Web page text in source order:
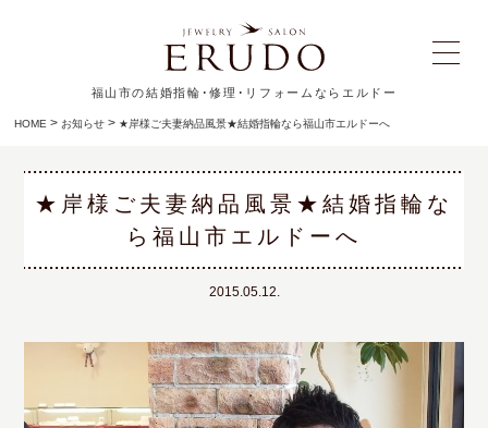
福山市の結婚指輪･修理･リフォームならエルドー
HOME >お知らせ > ★岸様ご夫妻納品風景★結婚指輪なら福山市エルドーへ
★岸様ご夫妻納品風景★結婚指輪な
ら福山市エルドーへ
2015.05.12.